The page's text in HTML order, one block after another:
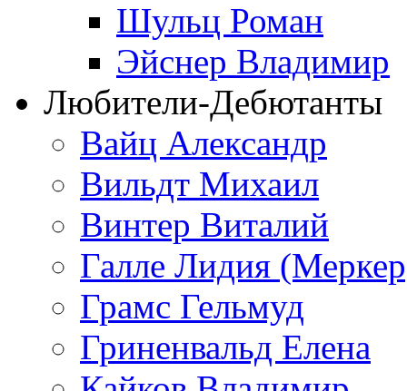
Шульц Роман
Эйснер Владимир
Любители-Дебютанты
Вайц Александр
Вильдт Михаил
Винтер Виталий
Галле Лидия
Грамс Гельмуд
Гриненвальд Елена